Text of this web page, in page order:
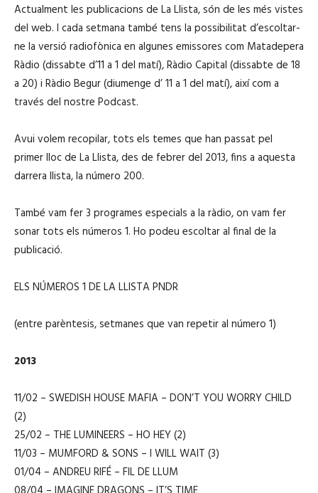
Actualment les publicacions de La Llista, són de les més vistes
del web. I cada setmana també tens la possibilitat d’escoltar-
ne la versió radiofònica en algunes emissores com Matadepera
Ràdio (dissabte d’11 a 1 del matí), Ràdio Capital (dissabte de 18
a 20) i Ràdio Begur (diumenge d’ 11 a 1 del matí), així com a
través del nostre Podcast.
Avui volem recopilar, tots els temes que han passat pel
primer lloc de La Llista, des de febrer del 2013, fins a aquesta
darrera llista, la número 200.
També vam fer 3 programes especials a la ràdio, on vam fer
sonar tots els números 1. Ho podeu escoltar al final de la
publicació.
ELS NÚMEROS 1 DE LA LLISTA PNDR
(entre parèntesis, setmanes que van repetir al número 1)
2013
11/02 – SWEDISH HOUSE MAFIA – DON’T YOU WORRY CHILD
(2)
25/02 – THE LUMINEERS – HO HEY (2)
11/03 – MUMFORD & SONS – I WILL WAIT (3)
01/04 – ANDREU RIFÉ – FIL DE LLUM